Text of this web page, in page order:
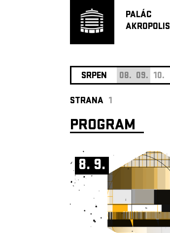
PALÁC
AKROPOLIS
SRPEN 08. 09. 10.
STRANA 1
PROGRAM
8. 9.